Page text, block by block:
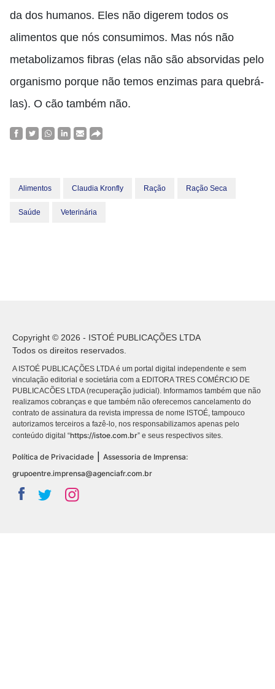
da dos humanos. Eles não digerem todos os
alimentos que nós consumimos. Mas nós não
metabolizamos fibras (elas não são absorvidas pelo
organismo porque não temos enzimas para quebrá-
las). O cão também não.
Alimentos Claudia Kronfly Ração Ração Seca
Saúde Veterinária
Copyright © 2026 - ISTOÉ PUBLICAÇÕES LTDA
Todos os direitos reservados.
A ISTOÉ PUBLICAÇÕES LTDA é um portal digital independente e sem
vinculação editorial e societária com a EDITORA TRES COMÉRCIO DE
PUBLICACÕES LTDA (recuperação judicial). Informamos também que não
realizamos cobranças e que também não oferecemos cancelamento do
contrato de assinatura da revista impressa de nome ISTOÉ, tampouco
autorizamos terceiros a fazê-lo, nos responsabilizamos apenas pelo
conteúdo digital “https://istoe.com.br” e seus respectivos sites.
Política de Privacidade
Assessoria de Imprensa:
grupoentre.imprensa@agenciafr.com.br